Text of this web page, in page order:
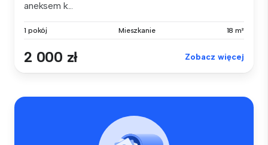
aneksem k...
1 pokój Mieszkanie 18 m²
2 000 zł Zobacz więcej